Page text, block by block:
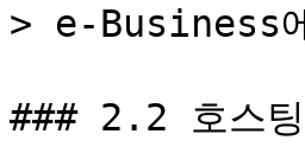
> e-Business
### 2.2 호스팅